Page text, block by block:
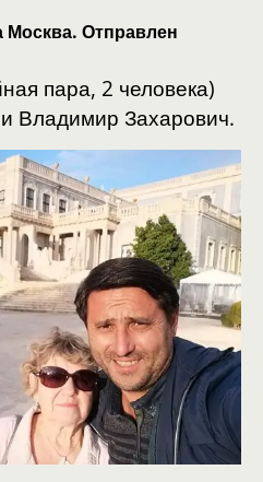
Москва. Отправлен
пара, 2 человека)
Владимир Захарович.